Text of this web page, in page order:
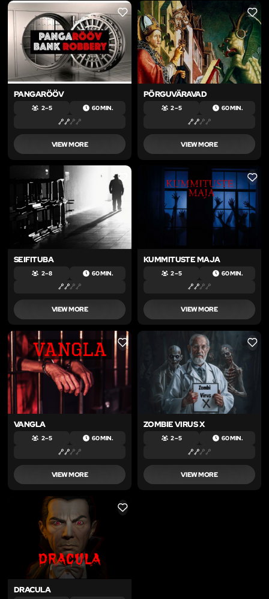
LIKE
PANGARÖÖV
2 – 5 60 MIN.
VIEW MORE
LIKE
PÕRGUVÄRAVAD
2 – 5 60 MIN.
VIEW MORE
LIKE
SEIFITUBA
2 – 8 60 MIN.
VIEW MORE
LIKE
KUMMITUSTE MAJA
2 – 5 60 MIN.
VIEW MORE
LIKE
VANGLA
2 – 5 60 MIN.
VIEW MORE
LIKE
ZOMBIE VIRUS X
2 – 5 60 MIN.
VIEW MORE
LIKE
DRACULA